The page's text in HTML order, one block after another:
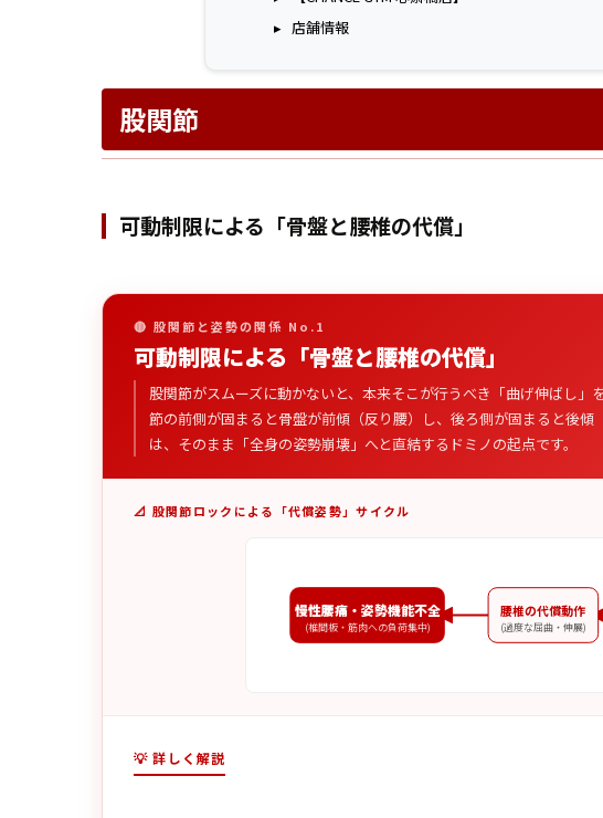
店舗情報
股関節
可動制限による「骨盤と腰椎の代償」
🔴 股関節と姿勢の関係 No.1
可動制限による「骨盤と腰椎の代償」
股関節がスムーズに動かないと、本来そこが行うべき「曲げ伸ばし」
節の前側が固まると骨盤が前傾（反り腰）し、後ろ側が固まると後傾
は、そのまま「全身の姿勢崩壊」へと直結するドミノの起点です。
📐 股関節ロックによる「代償姿勢」サイクル
腰椎の代償動作
(過度な屈曲・伸展)
慢性腰痛・姿勢機能不全
(椎間板・筋肉への負荷集中)
💡 詳しく解説